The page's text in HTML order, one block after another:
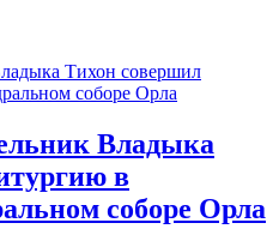
Владыка
в
соборе Орла